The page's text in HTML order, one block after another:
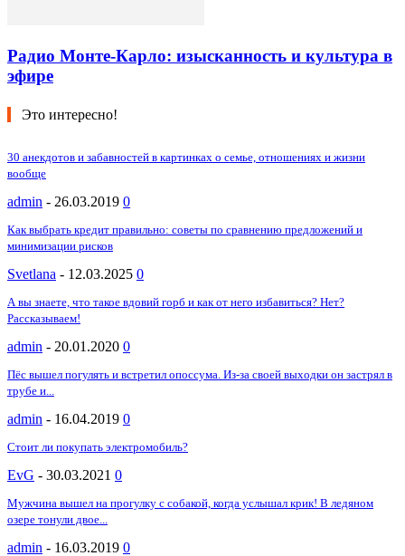
Радио Монте-Карло: изысканность и культура в
эфире
Это интересно!
30 анекдотов и забавностей в картинках о семье, отношениях и жизни
вообще
admin - 26.03.2019 0
Как выбрать кредит правильно: советы по сравнению предложений и
минимизации рисков
Svetlana - 12.03.2025 0
А вы знаете, что такое вдовий горб и как от него избавиться? Нет?
Рассказываем!
admin - 20.01.2020 0
Пёс вышел погулять и встретил опоссума. Из-за своей выходки он застрял в
трубе и...
admin - 16.04.2019 0
Стоит ли покупать электромобиль?
EvG - 30.03.2021 0
Мужчина вышел на прогулку с собакой, когда услышал крик! В ледяном
озере тонули двое...
admin - 16.03.2019 0